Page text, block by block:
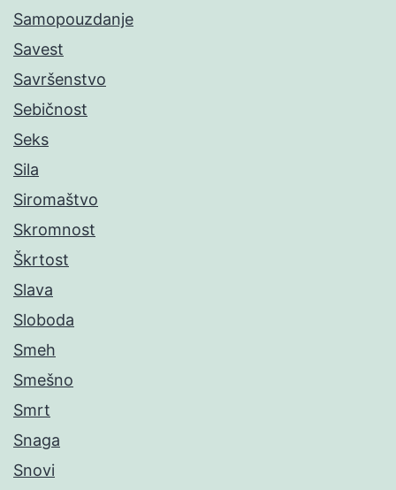
Samopouzdanje
Savest
Savršenstvo
Sebičnost
Seks
Sila
Siromaštvo
Skromnost
Škrtost
Slava
Sloboda
Smeh
Smešno
Smrt
Snaga
Snovi